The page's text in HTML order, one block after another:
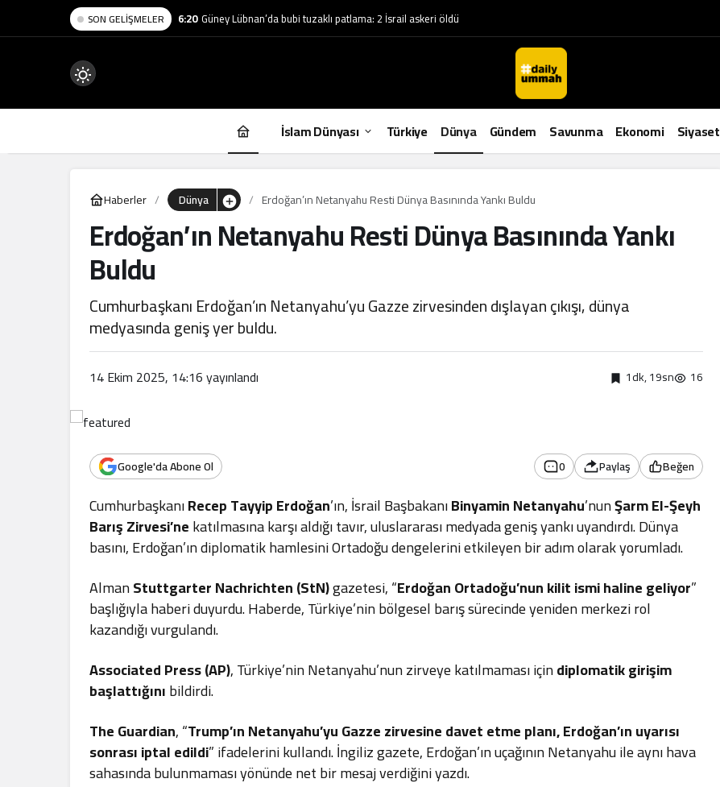
SON GELIŞMELER 6:20 Güney Lübnan’da bubi tuzaklı patlama: 2 İsrail askeri öldü
Mod
değiştir
İslam Dünyası Türkiye Dünya Gündem Savunma Ekonomi Siyaset
Haberler Dünya Erdoğan’ın Netanyahu Resti Dünya Basınında Yankı Buldu
Erdoğan’ın Netanyahu Resti Dünya Basınında Yankı
Buldu
Cumhurbaşkanı Erdoğan’ın Netanyahu’yu Gazze zirvesinden dışlayan çıkışı, dünya
medyasında geniş yer buldu.
14 Ekim 2025, 14:16yayınlandı 1dk, 19sn 16
Google'da Abone Ol 0 Paylaş Beğen
CumhurbaşkanıRecep Tayyip Erdoğan’ın, İsrail BaşbakanıBinyamin Netanyahu’nunŞarm El-Şeyh
Barış Zirvesi’nekatılmasına karşı aldığı tavır, uluslararası medyada geniş yankı uyandırdı. Dünya
basını, Erdoğan’ın diplomatik hamlesini Ortadoğu dengelerini etkileyen bir adım olarak yorumladı.
AlmanStuttgarter Nachrichten (StN)gazetesi, “Erdoğan Ortadoğu’nun kilit ismi haline geliyor”
başlığıyla haberi duyurdu. Haberde, Türkiye’nin bölgesel barış sürecinde yeniden merkezi rol
kazandığı vurgulandı.
Associated Press (AP), Türkiye’nin Netanyahu’nun zirveye katılmaması içindiplomatik girişim
başlattığınıbildirdi.
The Guardian, “Trump’ın Netanyahu’yu Gazze zirvesine davet etme planı, Erdoğan’ın uyarısı
sonrası iptal edildi” ifadelerini kullandı. İngiliz gazete, Erdoğan’ın uçağının Netanyahu ile aynı hava
sahasında bulunmaması yönünde net bir mesaj verdiğini yazdı.